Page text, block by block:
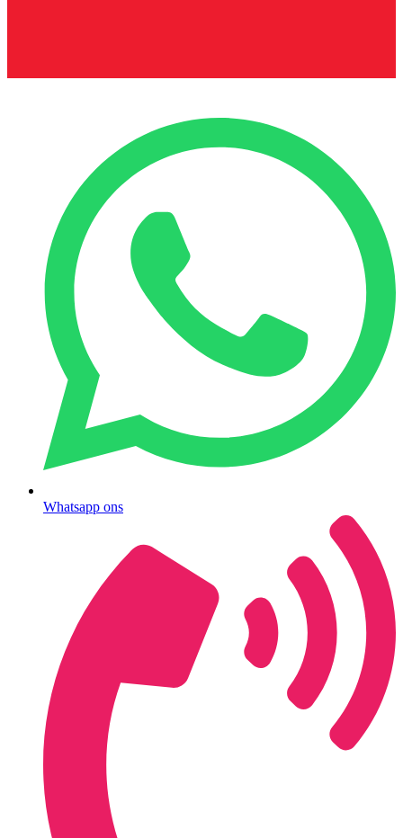
Whatsapp ons